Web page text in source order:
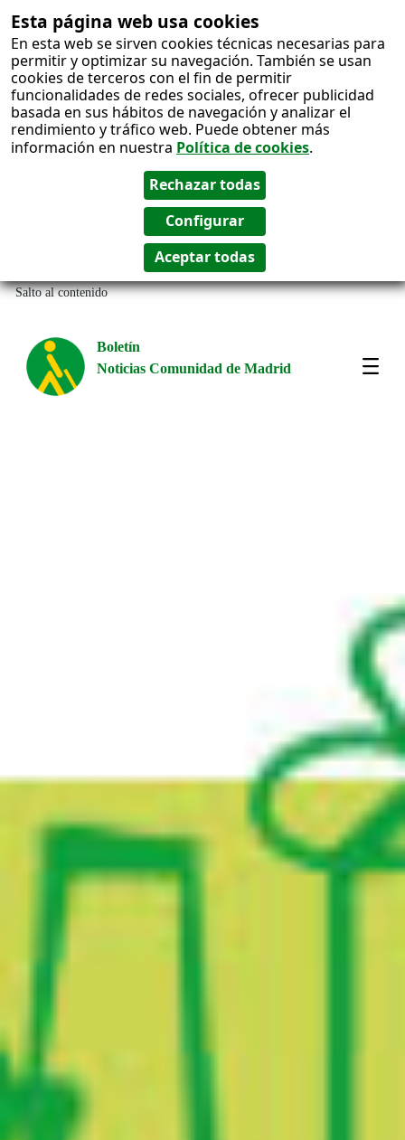
Esta página web usa cookies
En esta web se sirven cookies técnicas necesarias para
permitir y optimizar su navegación. También se usan
cookies de terceros con el fin de permitir
funcionalidades de redes sociales, ofrecer publicidad
basada en sus hábitos de navegación y analizar el
rendimiento y tráfico web. Puede obtener más
información en nuestra Política de cookies.
Salto al contenido
Boletín
Noticias Comunidad de Madrid